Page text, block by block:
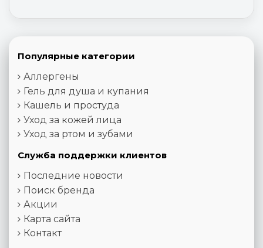
Популярные категории
Аллергены
Гель для душа и купания
Кашель и простуда
Уход за кожей лица
Уход за ртом и зубами
Служба поддержки клиентов
Последние новости
Поиск бренда
Акции
Карта сайта
Контакт